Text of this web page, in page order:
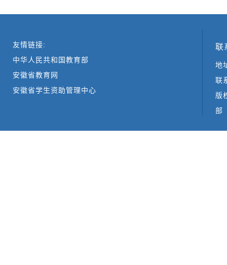
友情链接:
中华人民共和国教育部
安徽省教育网
安徽省学生资助管理中心
联
地
联
版
部